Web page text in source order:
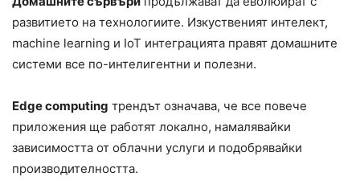
развитието на технологиите. Изкуственият интелект,
machine learning и IoT интеграцията правят домашните
системи все по-интелигентни и полезни.
Edge computing трендът означава, че все повече
приложения ще работят локално, намалявайки
зависимостта от облачни услуги и подобрявайки
производителността.